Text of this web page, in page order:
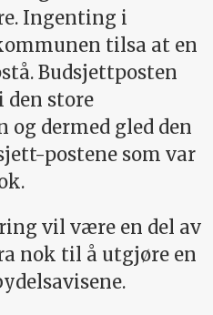
Ingenting i
tilsa at en
Budsjettposten
den store
dermed gled den
postene som var
vil være en del av
nok til å utgjøre en